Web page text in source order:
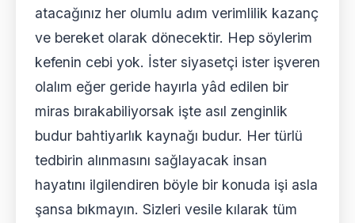
atacağınız her olumlu adım verimlilik kazanç
ve bereket olarak dönecektir. Hep söylerim
kefenin cebi yok. İster siyasetçi ister işveren
olalım eğer geride hayırla yâd edilen bir
miras bırakabiliyorsak işte asıl zenginlik
budur bahtiyarlık kaynağı budur. Her türlü
tedbirin alınmasını sağlayacak insan
hayatını ilgilendiren böyle bir konuda işi asla
şansa bıkmayın. Sizleri vesile kılarak tüm